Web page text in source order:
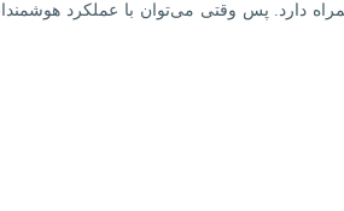
دارد. پس وقتی می‌توان با عملکرد